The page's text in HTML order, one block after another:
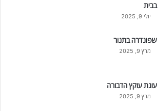
בבית
יולי 9, 2025
שפונדרה בתנור
מרץ 9, 2025
עוגת עוקץ הדבורה
מרץ 9, 2025